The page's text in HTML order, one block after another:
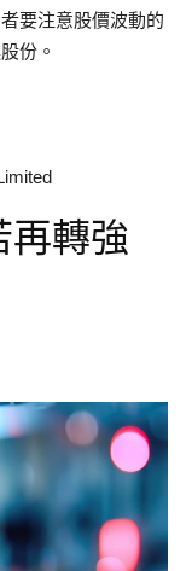
要注意股價波動的
份。
再轉強